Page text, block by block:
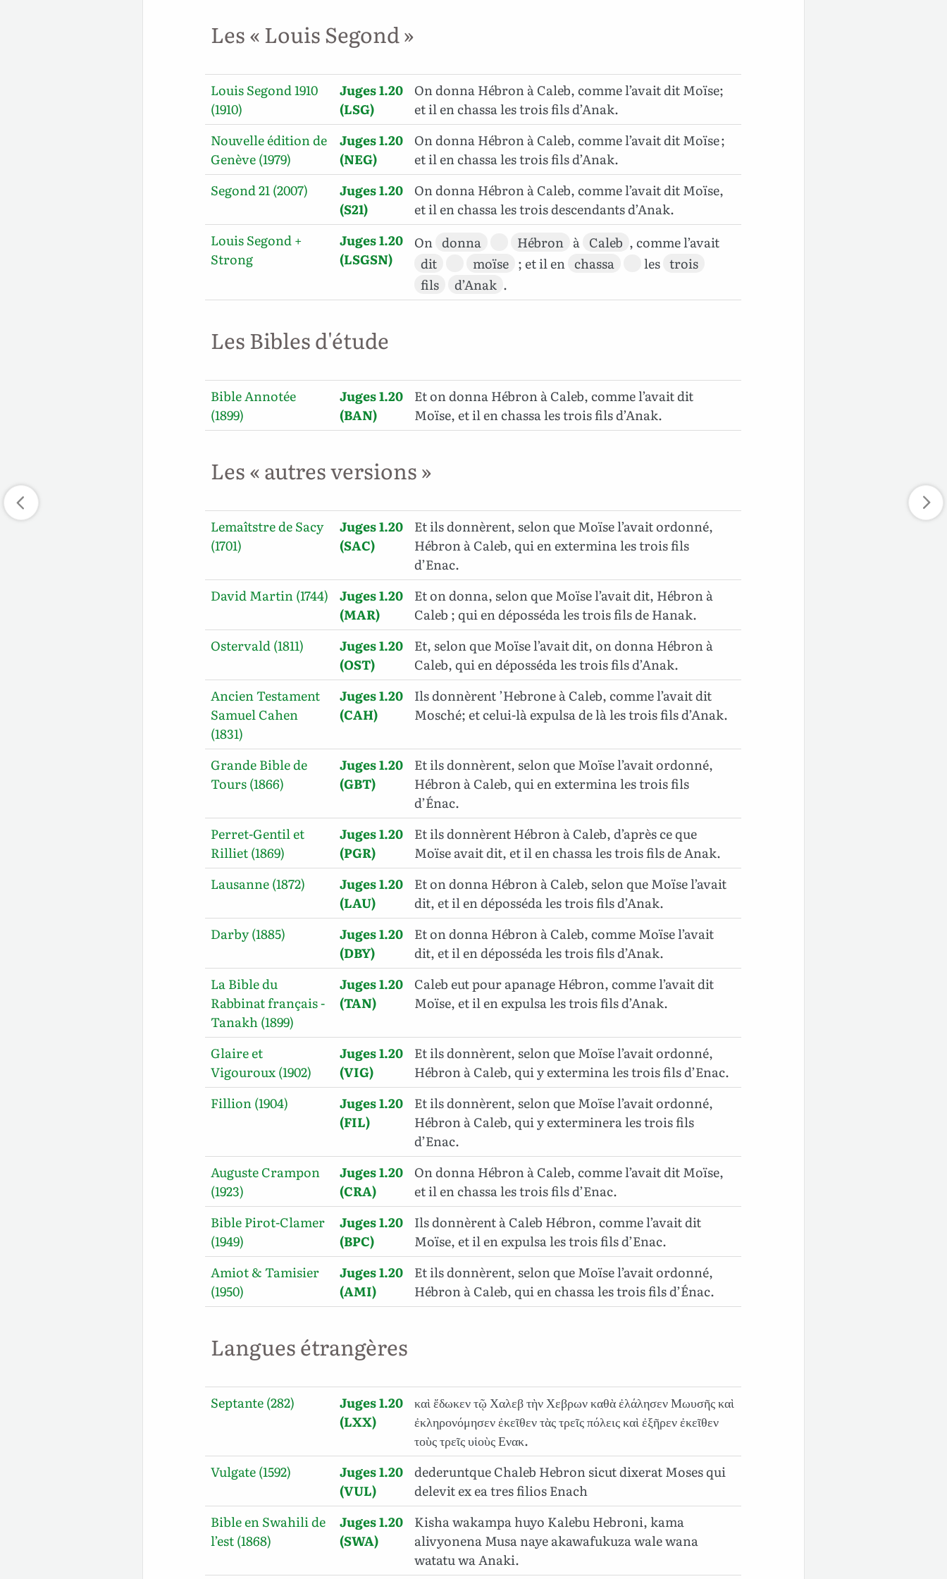
Les « Louis Segond »
Louis Segond 1910
(1910)
Juges 1.20
(LSG)
On donna Hébron à Caleb, comme l’avait dit Moïse;
et il en chassa les trois fils d’Anak.
Nouvelle édition de
Genève (1979)
Juges 1.20
(NEG)
On donna Hébron à Caleb, comme l’avait dit Moïse ;
et il en chassa les trois fils d’Anak.
Segond 21 (2007)
Juges 1.20
(S21)
On donna Hébron à Caleb, comme l’avait dit Moïse,
et il en chassa les trois descendants d’Anak.
Louis Segond +
Strong
Juges 1.20
(LSGSN)
On donna Hébron à Caleb , comme l’avait
dit
moïse ; et il en chassa les trois
fils
d’Anak .
Les Bibles d'étude
Bible Annotée
(1899)
Juges 1.20
(BAN)
Et on donna Hébron à Caleb, comme l’avait dit
Moïse, et il en chassa les trois fils d’Anak.
Les « autres versions »
Lemaîtstre de Sacy
(1701)
Juges 1.20
(SAC)
Et ils donnèrent, selon que Moïse l’avait ordonné,
Hébron à Caleb, qui en extermina les trois fils
d’Enac.
David Martin (1744)
Juges 1.20
(MAR)
Et on donna, selon que Moïse l’avait dit, Hébron à
Caleb ; qui en déposséda les trois fils de Hanak.
Ostervald (1811)
Juges 1.20
(OST)
Et, selon que Moïse l’avait dit, on donna Hébron à
Caleb, qui en déposséda les trois fils d’Anak.
Ancien Testament
Samuel Cahen
(1831)
Juges 1.20
(CAH)
Ils donnèrent ’Hebrone à Caleb, comme l’avait dit
Mosché; et celui-là expulsa de là les trois fils d’Anak.
Grande Bible de
Tours (1866)
Juges 1.20
(GBT)
Et ils donnèrent, selon que Moïse l’avait ordonné,
Hébron à Caleb, qui en extermina les trois fils
d’Énac.
Perret-Gentil et
Rilliet (1869)
Juges 1.20
(PGR)
Et ils donnèrent Hébron à Caleb, d’après ce que
Moïse avait dit, et il en chassa les trois fils de Anak.
Lausanne (1872)
Juges 1.20
(LAU)
Et on donna Hébron à Caleb, selon que Moïse l’avait
dit, et il en déposséda les trois fils d’Anak.
Darby (1885)
Juges 1.20
(DBY)
Et on donna Hébron à Caleb, comme Moïse l’avait
dit, et il en déposséda les trois fils d’Anak.
La Bible du
Rabbinat français -
Tanakh (1899)
Juges 1.20
(TAN)
Caleb eut pour apanage Hébron, comme l’avait dit
Moïse, et il en expulsa les trois fils d’Anak.
Glaire et
Vigouroux (1902)
Juges 1.20
(VIG)
Et ils donnèrent, selon que Moïse l’avait ordonné,
Hébron à Caleb, qui y extermina les trois fils d’Enac.
Fillion (1904)
Juges 1.20
(FIL)
Et ils donnèrent, selon que Moïse l’avait ordonné,
Hébron à Caleb, qui y exterminera les trois fils
d’Enac.
Auguste Crampon
(1923)
Juges 1.20
(CRA)
On donna Hébron à Caleb, comme l’avait dit Moïse,
et il en chassa les trois fils d’Enac.
Bible Pirot-Clamer
(1949)
Juges 1.20
(BPC)
Ils donnèrent à Caleb Hébron, comme l’avait dit
Moïse, et il en expulsa les trois fils d’Enac.
Amiot & Tamisier
(1950)
Juges 1.20
(AMI)
Et ils donnèrent, selon que Moïse l’avait ordonné,
Hébron à Caleb, qui en chassa les trois fils d’Énac.
Langues étrangères
Septante (282)
Juges 1.20
(LXX)
καὶ ἔδωκεν τῷ Χαλεβ τὴν Χεβρων καθὰ ἐλάλησεν Μωυσῆς καὶ
ἐκληρονόμησεν ἐκεῖθεν τὰς τρεῖς πόλεις καὶ ἐξῆρεν ἐκεῖθεν
τοὺς τρεῖς υἱοὺς Ενακ.
Vulgate (1592)
Juges 1.20
(VUL)
dederuntque Chaleb Hebron sicut dixerat Moses qui
delevit ex ea tres filios Enach
Bible en Swahili de
l’est (1868)
Juges 1.20
(SWA)
Kisha wakampa huyo Kalebu Hebroni, kama
alivyonena Musa naye akawafukuza wale wana
watatu wa Anaki.